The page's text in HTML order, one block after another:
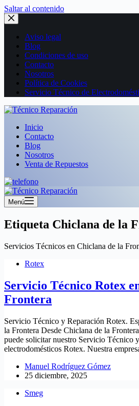
Saltar al contenido
Aviso legal
Blog
Condiciones de uso
Contacto
Nosotros
Política de Cookies
Servicio Técnico de
Inicio
Contacto
Blog
Nosotros
Venta de Repuestos
Menú
Etiqueta Chiclana de la
Servicios Técnicos en Chiclana de la
Rotex
Servicio Técnico Rotex
Frontera
Servicio Técnico y Reparación Rotex.
la Frontera Desde Chiclana de la
puede solicitar nuestro Servicio Técnico
electrodomésticos Rotex. Nuestra
Manuel Rodríguez Gómez
25 diciembre, 2025
Smeg